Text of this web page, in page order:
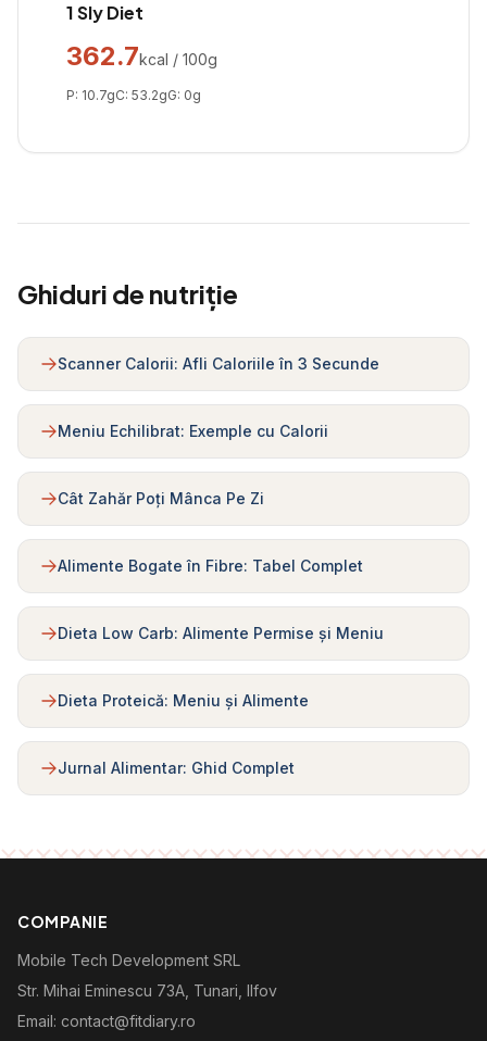
1 Sly Diet
362.7kcal / 100g
P: 10.7gC: 53.2gG: 0g
Ghiduri de nutriție
Scanner Calorii: Afli Caloriile în 3 Secunde
Meniu Echilibrat: Exemple cu Calorii
Cât Zahăr Poți Mânca Pe Zi
Alimente Bogate în Fibre: Tabel Complet
Dieta Low Carb: Alimente Permise și Meniu
Dieta Proteică: Meniu și Alimente
Jurnal Alimentar: Ghid Complet
COMPANIE
Mobile Tech Development SRL
Str. Mihai Eminescu 73A, Tunari, Ilfov
Email: contact@fitdiary.ro